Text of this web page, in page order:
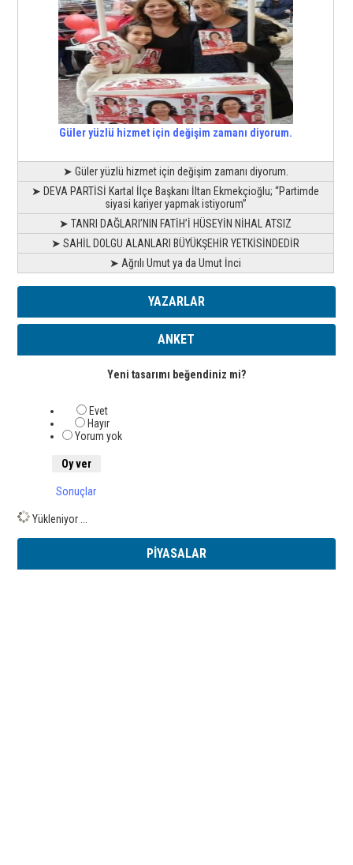
Güler yüzlü hizmet için değişim zamanı diyorum.
➤ Güler yüzlü hizmet için değişim zamanı diyorum.
➤ DEVA PARTİSİ Kartal İlçe Başkanı İltan Ekmekçioğlu; “Partimde
siyasi kariyer yapmak istiyorum”
➤ TANRI DAĞLARI’NIN FATİH’İ HÜSEYİN NİHAL ATSIZ
➤ SAHİL DOLGU ALANLARI BÜYÜKŞEHİR YETKİSİNDEDİR
➤ Ağrılı Umut ya da Umut İnci
YAZARLAR
ANKET
Yeni tasarımı beğendiniz mi?
Evet
Hayır
Yorum yok
Sonuçlar
Yükleniyor ...
PİYASALAR